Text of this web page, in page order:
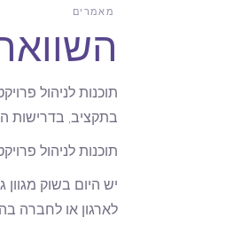
מאמרים
תוכנות לניהול
בתקציב, בדרישות
תוכנות לניהול
יש היום בשוק
לארגון או לחברה